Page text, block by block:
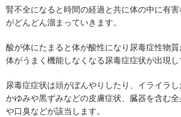
腎不全になると時間の経過と共に体の中に有
がどんどん溜まっていきます。
酸が体にたまると体が酸性になり尿毒症性物
体がうまく機能しなくなる尿毒症症状が出現し
尿毒症症状は頭がぼんやりしたり、イライラし
かゆみや黒ずみなどの皮膚症状、臓器を含む
や口臭などが該当します。